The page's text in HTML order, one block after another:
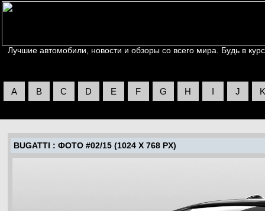
Лучшие автомобили, новости и обзоры со всего мира. Будь в
A B C D E F G H I J K
BUGATTI : ФОТО #02/15 (1024 X 768 PX)